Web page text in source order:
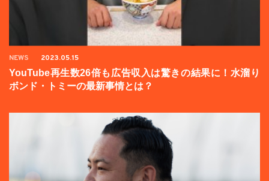
NEWS 2023.05.15
YouTube再生数26倍も広告収入は驚きの結果に！水溜り
ボンド・トミーの最新事情とは？